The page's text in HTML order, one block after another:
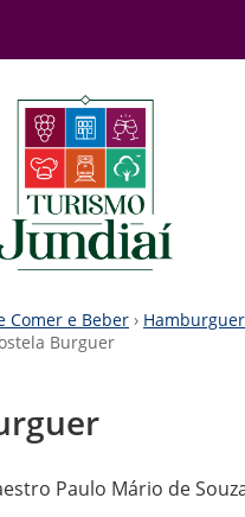
Comer e Beber ›
Burguer
Paulo Mário de